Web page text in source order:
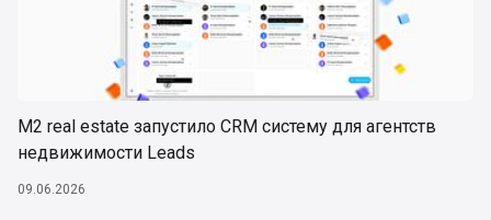
М2 real estate запустило CRM систему для агентств
недвижимости Leads
09.06.2026